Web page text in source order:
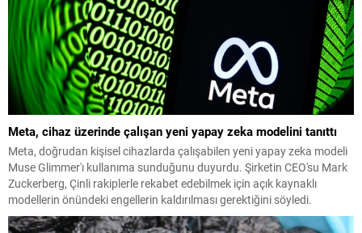
Meta, cihaz üzerinde çalışan yeni yapay zeka modelini tanıttı
Meta, doğrudan kişisel cihazlarda çalışabilen yeni yapay zeka modeli
Muse Glimmer'ı kullanıma sunduğunu duyurdu. Şirketin CEO'su Mark
Zuckerberg, Çinli rakiplerle rekabet edebilmek için açık kaynaklı
modellerin önündeki engellerin kaldırılması gerektiğini söyledi.